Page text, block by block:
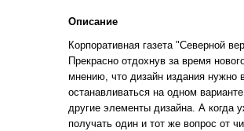
Описание
Корпоративная газета "Северной
Прекрасно отдохнув за время
мнению, что дизайн издания нужно
останавливаться на одном
другие элементы дизайна. А когда
получать один и тот же вопрос от